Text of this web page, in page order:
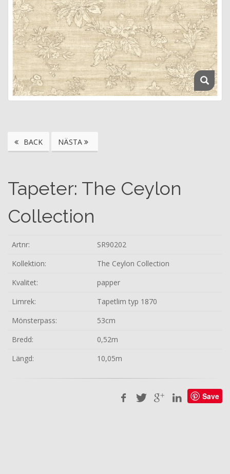
BACK NÄSTA
Tapeter: The Ceylon
Collection
Artnr:
SR90202
Kollektion:
The Ceylon Collection
Kvalitet:
papper
Limrek:
Tapetlim typ 1870
Mönsterpass:
53cm
Bredd:
0,52m
Längd:
10,05m
Save